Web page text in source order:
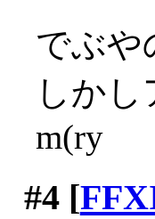
でぶや
しか
m(ry
#4[